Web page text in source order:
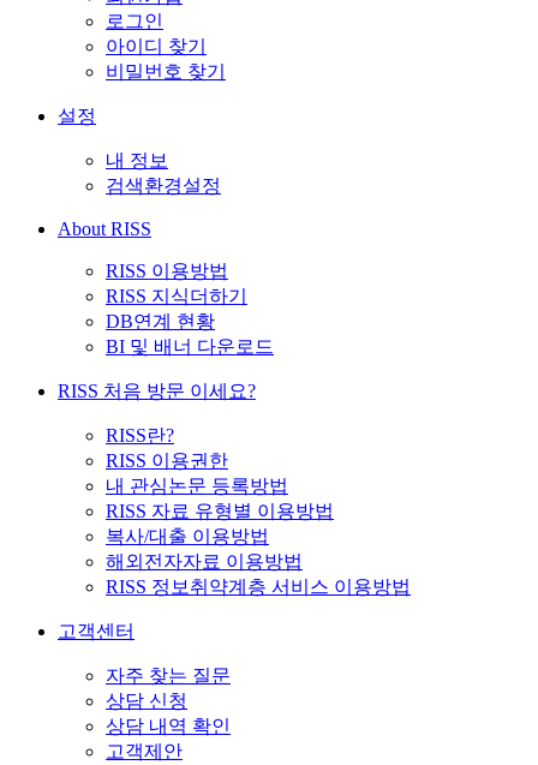
로그인
아이디 찾기
비밀번호 찾기
설정
내 정보
검색환경설정
About RISS
RISS 이용방법
RISS 지식더하기
DB연계 현황
BI 및 배너 다운로드
RISS 처음 방문 이세요?
RISS란?
RISS 이용권한
내 관심논문 등록방법
RISS 자료 유형별 이용방법
복사/대출 이용방법
해외전자자료 이용방법
RISS 정보취약계층 서비스 이용방법
고객센터
자주 찾는 질문
상담 신청
상담 내역 확인
고객제안